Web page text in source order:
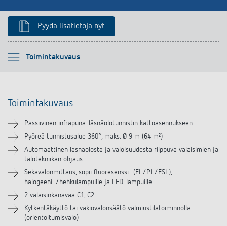
Pyydä lisätietoja nyt
Toimintakuvaus
Ole hyvä ja valitse
Lataukset
Lisätarvikkeet
Toimintakuvaus
Passiivinen infrapuna-läsnäolotunnistin kattoasennukseen
Pyöreä tunnistusalue 360°, maks. Ø 9 m (64 m²)
Automaattinen läsnäolosta ja valoisuudesta riippuva valaisimien ja
talotekniikan ohjaus
Sekavalonmittaus, sopii fluoresenssi- (FL/PL/ESL),
halogeeni-/hehkulampuille ja LED-lampuille
2 valaisinkanavaa C1, C2
Kytkentäkäyttö tai vakiovalonsäätö valmiustilatoiminnolla
(orientoitumisvalo)